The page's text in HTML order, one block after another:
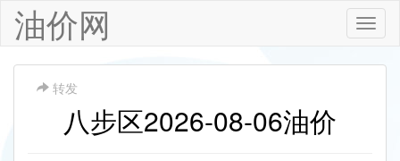
油价网
Toggle
转发
八步区2026-08-06油价